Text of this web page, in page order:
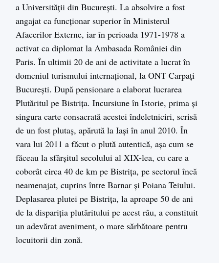
a Universităţii din Bucureşti. La absolvire a fost
angajat ca funcţionar superior în Ministerul
Afacerilor Externe, iar în perioada 1971-1978 a
activat ca diplomat la Ambasada României din
Paris. În ultimii 20 de ani de activitate a lucrat în
domeniul turismului internaţional, la ONT Carpaţi
Bucureşti. După pensionare a elaborat lucrarea
Plutăritul pe Bistriţa. Incursiune în Istorie, prima şi
singura carte consacrată acestei îndeletniciri, scrisă
de un fost plutaş, apărută la Iaşi în anul 2010. În
vara lui 2011 a făcut o plută autentică, aşa cum se
făceau la sfârşitul secolului al XIX-lea, cu care a
coborât circa 40 de km pe Bistriţa, pe sectorul încă
neamenajat, cuprins între Barnar şi Poiana Teiului.
Deplasarea plutei pe Bistriţa, la aproape 50 de ani
de la dispariţia plutăritului pe acest râu, a constituit
un adevărat aveniment, o mare sărbătoare pentru
locuitorii din zonă.